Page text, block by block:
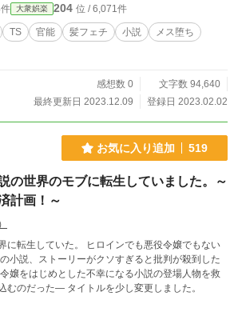
大衆娯楽 204 位 / 6,071件
TS 官能 髪フェチ 小説
メス堕ち
感想数 0
文字数 94,640
最終更新日 2023.12.09
登録日 2023.02.02
お気に入り追加 519
の世界のモブに転生していました。～
計画！～
に転生していた。 ヒロインでも悪役令嬢でもない
済しよう！と主人公は意気込むのだった― タイトルを少し変更しました。